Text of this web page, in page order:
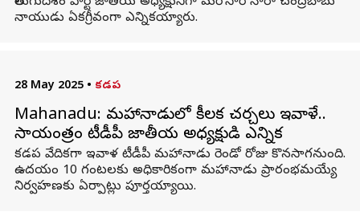
నాయుడు ఏకగ్రీవంగా ఎన్నికయ్యారు.
28 May 2025 • కడప
Mahanadu: మహానాడులో కీలక చర్చలు ఇవాళే..
సాయంత్రం టీడీపీ జాతీయ అధ్యక్షుడి ఎన్నిక
కడప వేదికగా ఇవాళ టీడీపీ మహానాడు రెండో రోజు కొనసాగనుంది.
ఉదయం 10 గంటలకు అధికారికంగా మహానాడు ప్రారంభమయ్యే
నిర్వహణకు ఏర్పాట్లు పూర్తయ్యాయి.